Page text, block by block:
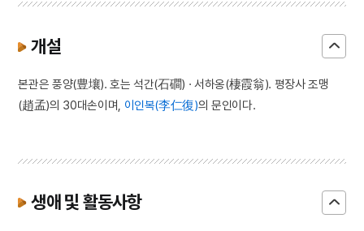
개설
본관은 풍양(豊壤). 호는 석간(石磵) · 서하옹(棲霞翁). 평장사 조맹
(趙孟)의 30대손이며, 이인복(李仁復)의 문인이다.
생애 및 활동사항